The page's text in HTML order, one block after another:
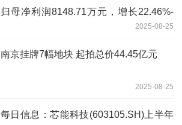
归母净利润8148.71万元，增长22.46%-
2025-08-25
南京挂牌7幅地块 起拍总价44.45亿元
2025-08-25
每日信息：芯能科技(603105.SH)上半年